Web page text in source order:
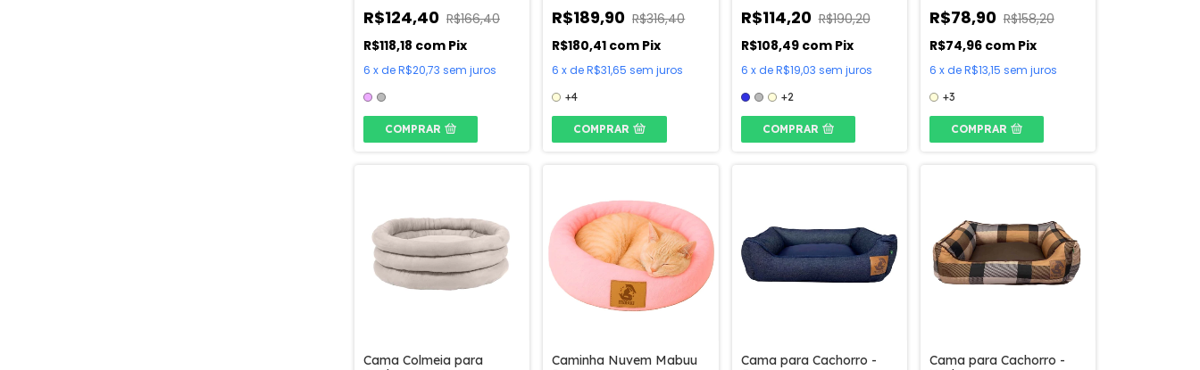
R$124,40 R$166,40
R$118,18 com Pix
6 x deR$20,73 sem juros
COMPRAR
R$189,90 R$316,40
R$180,41 com Pix
6 x deR$31,65 sem juros
+4
COMPRAR
R$114,20 R$190,20
R$108,49 com Pix
6 x deR$19,03 sem juros
+2
COMPRAR
R$78,90 R$158,20
R$74,96 com Pix
6 x deR$13,15 sem juros
+3
COMPRAR
Cama Colmeia para
Caminha Nuvem Mabuu
Cama para Cachorro -
Cama para Cachorro -